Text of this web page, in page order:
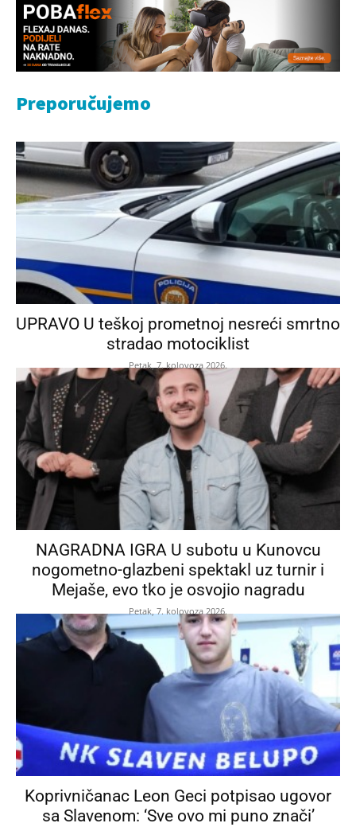
Preporučujemo
UPRAVO U teškoj prometnoj nesreći smrtno
stradao motociklist
Petak, 7. kolovoza 2026.
NAGRADNA IGRA U subotu u Kunovcu
nogometno-glazbeni spektakl uz turnir i
Mejaše, evo tko je osvojio nagradu
Petak, 7. kolovoza 2026.
Koprivničanac Leon Geci potpisao ugovor
sa Slavenom: ‘Sve ovo mi puno znači’